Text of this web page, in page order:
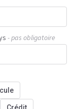
- pas obligatoire